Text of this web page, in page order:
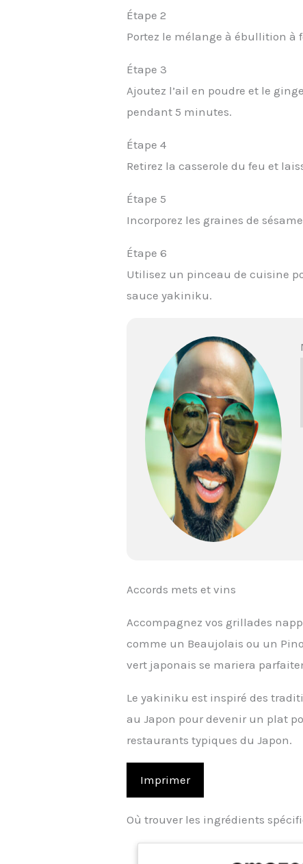
Étape 2
Portez le mélange à ébullition à
Étape 3
Ajoutez l’ail en poudre et le
pendant 5 minutes.
Étape 4
Retirez la casserole du feu et
Étape 5
Incorporez les graines de
Étape 6
Utilisez un pinceau de cuisine
sauce yakiniku.
Accords mets et vins
Accompagnez vos grillades
comme un Beaujolais ou un
vert japonais se mariera
Le yakiniku est inspiré des
au Japon pour devenir un plat
restaurants typiques du Japon.
Imprimer
Où trouver les ingrédients